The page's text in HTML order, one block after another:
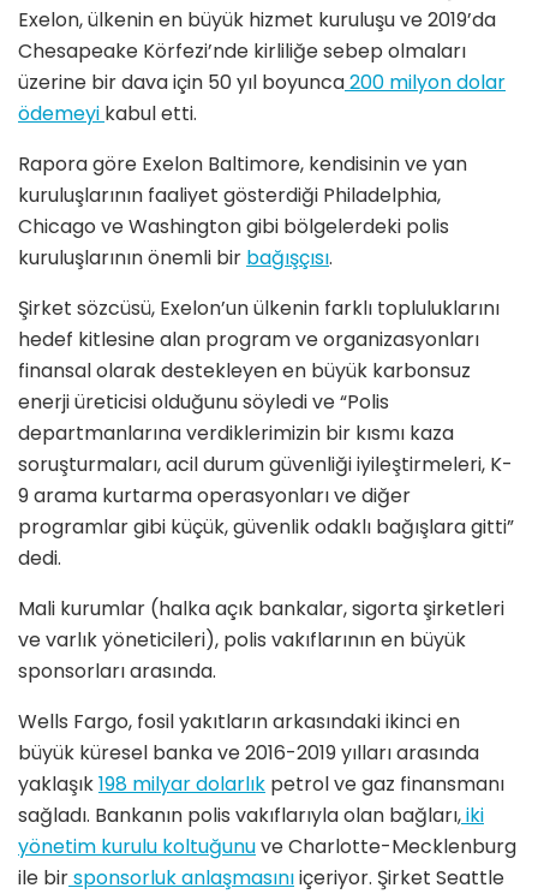
Exelon, ülkenin en büyük hizmet kuruluşu ve 2019’da
Chesapeake Körfezi’nde kirliliğe sebep olmaları
üzerine bir dava için 50 yıl boyunca200 milyon dolar
ödemeyi kabul etti.
Rapora göre Exelon Baltimore, kendisinin ve yan
kuruluşlarının faaliyet gösterdiği Philadelphia,
Chicago ve Washington gibi bölgelerdeki polis
kuruluşlarının önemli bir bağışçısı.
Şirket sözcüsü, Exelon’un ülkenin farklı topluluklarını
hedef kitlesine alan program ve organizasyonları
finansal olarak destekleyen en büyük karbonsuz
enerji üreticisi olduğunu söyledi ve “Polis
departmanlarına verdiklerimizin bir kısmı kaza
soruşturmaları, acil durum güvenliği iyileştirmeleri, K-
9 arama kurtarma operasyonları ve diğer
programlar gibi küçük, güvenlik odaklı bağışlara gitti”
dedi.
Mali kurumlar (halka açık bankalar, sigorta şirketleri
ve varlık yöneticileri), polis vakıflarının en büyük
sponsorları arasında.
Wells Fargo, fosil yakıtların arkasındaki ikinci en
büyük küresel banka ve 2016-2019 yılları arasında
yaklaşık198 milyar dolarlık petrol ve gaz finansmanı
sağladı. Bankanın polis vakıflarıyla olan bağları,iki
yönetim kurulu koltuğunuve Charlotte-Mecklenburg
ile birsponsorluk anlaşmasınıiçeriyor. Şirket Seattle